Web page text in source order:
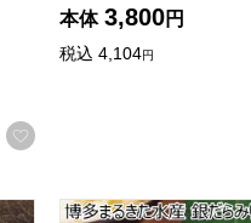
お気に入りに登録する
本体 3,800円
税込 4,104円
3373]
贈りもの・お中元】[KZ-
博多まるきた水産 銀